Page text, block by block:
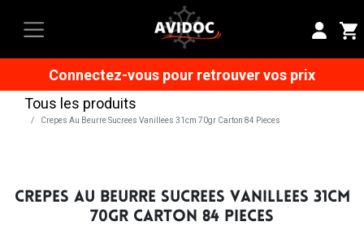
Connectez-vous pour retrouver vos prix
Tous les produits
Crepes Au Beurre Sucrees Vanillees 31cm 70gr Carton 84 Pieces
CREPES AU BEURRE SUCREES VANILLEES 31CM
70GR CARTON 84 PIECES